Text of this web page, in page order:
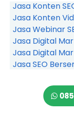
Jasa Konten
Jasa Konten
Jasa Webinar
Jasa Digital
Jasa Digital
Jasa SEO